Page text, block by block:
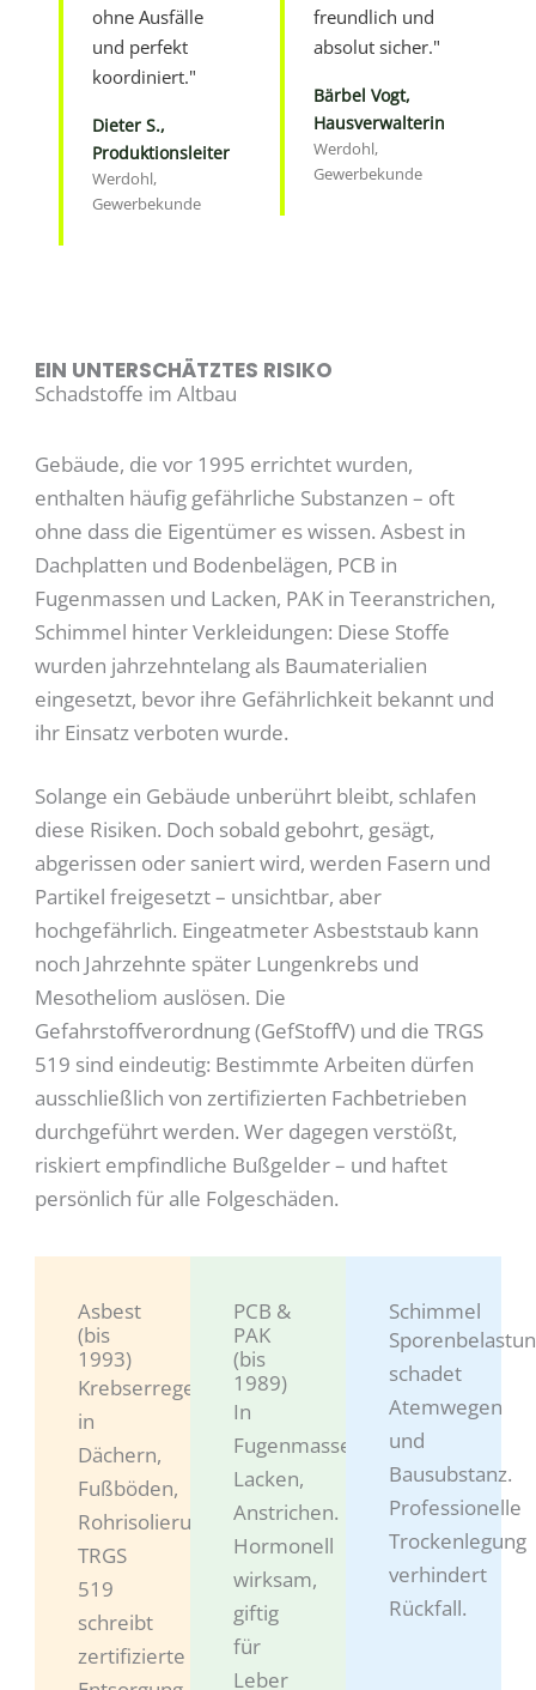
ohne Ausfälle
und perfekt
koordiniert."
Dieter S.,
Produktionsleiter
Werdohl,
Gewerbekunde
freundlich und
absolut sicher."
Bärbel Vogt,
Hausverwalterin
Werdohl,
Gewerbekunde
EIN UNTERSCHÄTZTES RISIKO
Schadstoffe im Altbau
Gebäude, die vor 1995 errichtet wurden,
enthalten häufig gefährliche Substanzen – oft
ohne dass die Eigentümer es wissen. Asbest in
Dachplatten und Bodenbelägen, PCB in
Fugenmassen und Lacken, PAK in Teeranstrichen,
Schimmel hinter Verkleidungen: Diese Stoffe
wurden jahrzehntelang als Baumaterialien
eingesetzt, bevor ihre Gefährlichkeit bekannt und
ihr Einsatz verboten wurde.
Solange ein Gebäude unberührt bleibt, schlafen
diese Risiken. Doch sobald gebohrt, gesägt,
abgerissen oder saniert wird, werden Fasern und
Partikel freigesetzt – unsichtbar, aber
hochgefährlich. Eingeatmeter Asbeststaub kann
noch Jahrzehnte später Lungenkrebs und
Mesotheliom auslösen. Die
Gefahrstoffverordnung (GefStoffV) und die TRGS
519 sind eindeutig: Bestimmte Arbeiten dürfen
ausschließlich von zertifizierten Fachbetrieben
durchgeführt werden. Wer dagegen verstößt,
riskiert empfindliche Bußgelder – und haftet
persönlich für alle Folgeschäden.
Asbest
(bis
1993)
Krebserregend,
in
Dächern,
Fußböden,
Rohrisolierungen.
TRGS
519
schreibt
zertifizierte
PCB &
PAK
(bis
1989)
In
Fugenmassen,
Lacken,
Anstrichen.
Hormonell
wirksam,
giftig
für
Leber
Schimmel
schadet
Atemwegen
und
Bausubstanz.
Professionelle
Trockenlegung
verhindert
Rückfall.